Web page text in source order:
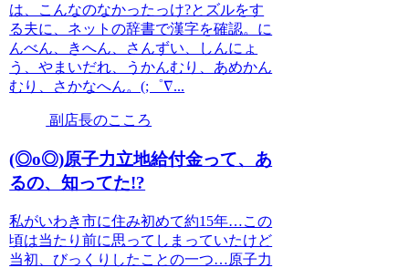
は、こんなのなかったっけ?とズルをす
る夫に、ネットの辞書で漢字を確認。に
んべん、きへん、さんずい、しんにょ
う、やまいだれ、うかんむり、あめかん
むり、さかなへん。(;゜∇...
副店長のこころ
(◎o◎)原子力立地給付金って、あ
るの、知ってた!?
私がいわき市に住み初めて約15年…この
頃は当たり前に思ってしまっていたけど
当初、びっくりしたことの一つ…原子力